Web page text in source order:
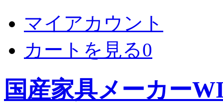
マイアカウント
カートを見る0
国産家具メーカー